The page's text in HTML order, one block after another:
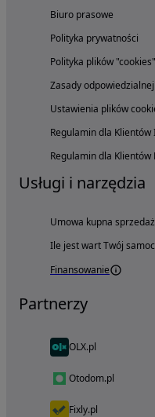
Biuro prasowe
Polityka prywatności
Polityka plików "cookies"
Zasady
Ustawienia plików
Regulamin dla
Regulamin dla Klientów
Usługi i narzędzia
Umowa kupna
Ile jest wart Twój
Finansowanie
Partnerzy
OLX.pl
Otodom.pl
Fixly.pl